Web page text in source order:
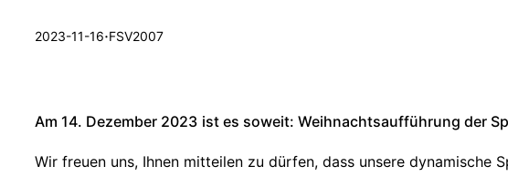
2023-11-16·FSV2007
Am 14. Dezember 2023 ist es soweit: Weihnachtsaufführung der
Wir freuen uns, Ihnen mitteilen zu dürfen, dass unsere dynamische